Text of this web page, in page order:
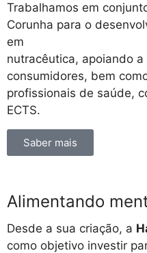
Trabalhamos em
Corunha para o
em
nutracêutica, apoiando
consumidores, bem
profissionais de saúde,
ECTS.
Saber mais
Alimentando
Desde a sua criação, a
como objetivo investir